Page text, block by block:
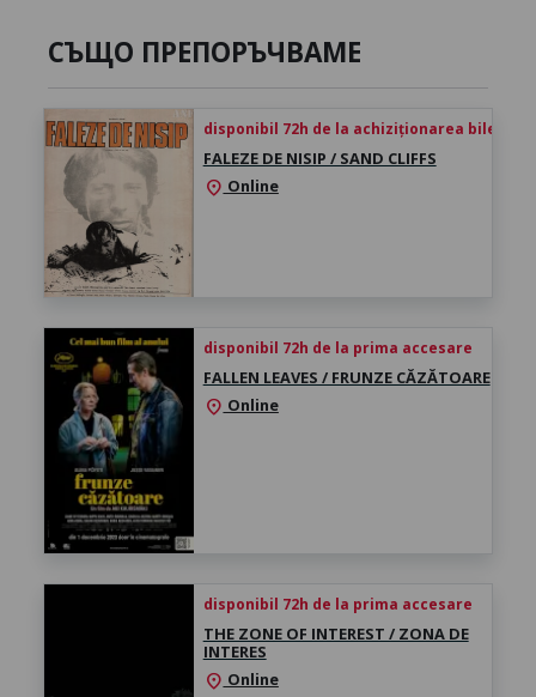
СЪЩО ПРЕПОРЪЧВАМЕ
disponibil 72h de la achiziționarea biletului
FALEZE DE NISIP / SAND CLIFFS
location_on Online
disponibil 72h de la prima accesare
FALLEN LEAVES / FRUNZE CĂZĂTOARE
location_on Online
disponibil 72h de la prima accesare
THE ZONE OF INTEREST / ZONA DE
INTERES
location_on Online